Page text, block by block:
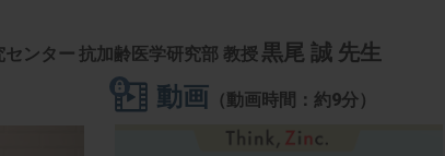
センター 抗加齢医学研究部 教授黒尾 誠 先生
動画 （動画時間：約9分）